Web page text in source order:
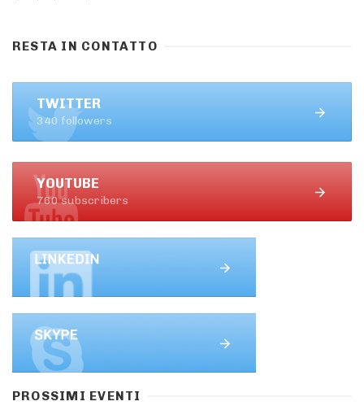
RESTA IN CONTATTO
TWITTER
340 followers
YOUTUBE
760 subscribers
PROSSIMI EVENTI